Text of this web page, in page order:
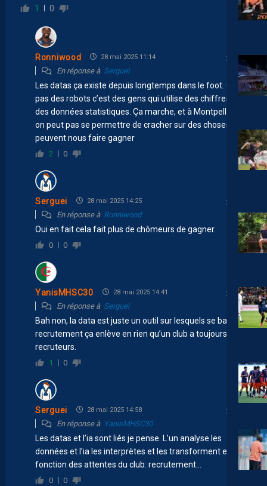
1 0
Ronniwood 28 mai 2025 11:14
En réponse à Serguei
Les datas ça existe depuis longtemps dans le foot. C’est
pas des robots c’est des gens qui utilise des chiffres et
des données statistiques. Ça marche, et à Montpellier
on peut pas se permettre de cracher sur des choses qui
peuvent nous faire gagner
2 0
Serguei 28 mai 2025 14:25
En réponse à Ronniwood
Oui en fait cela fait plus de chômeurs de gagner.
0 0
YanisMHSC30 28 mai 2025 14:41
En réponse à Serguei
Bah non, la data est juste un outil sur lesquels se base le
recrutement ça enlève en rien qu’un club a toujours des
recruteurs.
1 0
Serguei 28 mai 2025 14:58
En réponse à YanisMHSC30
Les datas et l’ia sont liés je pense. L’un analyse les
données et l’ia les interprètes et les transforment en
fonction des attentes du club: recrutement…
0 0